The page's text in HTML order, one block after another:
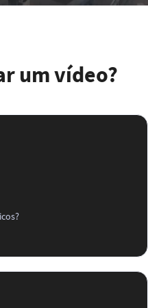
um vídeo?